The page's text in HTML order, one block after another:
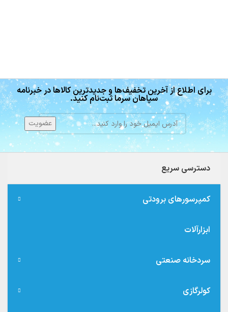
برای اطلاع از آخرین تخفیف‌ها و جدیدترین کالاها در خبرنامه
سپاهان سرما ثبت‌نام کنید.
دسترسی سریع
کمپرسورهای برودتی
ابزارآلات
سردخانه صنعتی
کولرگازی